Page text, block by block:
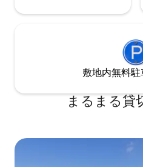
ったキッチン テレビとインターネットア
で、くつろぎの時間をお過ごし
トイレ、洗面台を備えたモダ
用具、さらにヘアドライヤー
が含まれています アメニティ・設備と必
ウスルール： チェックイン：16:00 | チェ
ックアウト：
敷地内無料
まるまる貸